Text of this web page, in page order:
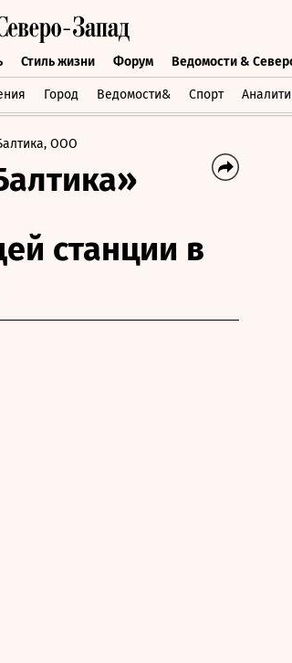
Стиль жизни Форум Ведомости &
Город Ведомости& Спорт
Стиль жизни Форум Ведомости &
ООО
станции в